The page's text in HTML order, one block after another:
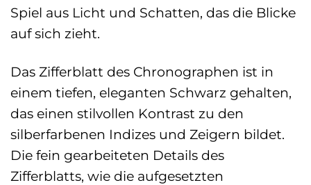
Spiel aus Licht und Schatten, das die Blicke
auf sich zieht.
Das Zifferblatt des Chronographen ist in
einem tiefen, eleganten Schwarz gehalten,
das einen stilvollen Kontrast zu den
silberfarbenen Indizes und Zeigern bildet.
Die fein gearbeiteten Details des
Zifferblatts, wie die aufgesetzten